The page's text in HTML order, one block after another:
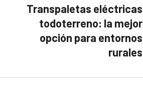
Transpaletas eléctricas
todoterreno: la mejor
opción para entornos
rurales